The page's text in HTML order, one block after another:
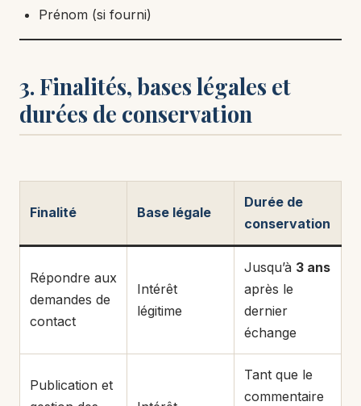
Prénom (si fourni)
3. Finalités, bases légales et
durées de conservation
Finalité Base légale
Durée de
conservation
Répondre aux
demandes de
contact
Intérêt
légitime
Jusqu’à 3 ans
après le
dernier
échange
Publication et
Tant que le
commentaire